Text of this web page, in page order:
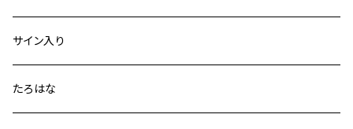
サイン入り
たろはな